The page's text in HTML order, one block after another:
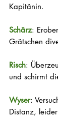
Kapitänin.
Schärz:
Grätschen
Risch:
und schirmt
Wyser:
Distanz,